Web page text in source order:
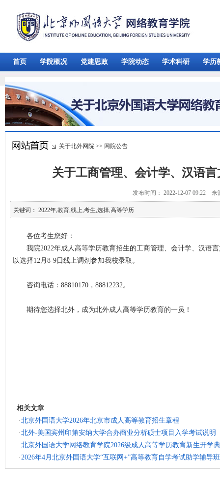
首页 学院概况 党建思政 学院动态 学术科研 学历
关于北外网院 >> 网院公告
关于工商管理、会计学、汉语
发布时间： 2022-12-07 09:22
关键词： 2022年,教育,线上,考生,选择,高等学历
各位考生您好：
我院2022年成人高等学历教育招生的工商管理、会计学、汉语
以选择12月8-9日线上调剂参加我校录取。
咨询电话：88810170，88812232。
期待您选择北外，成为北外成人高等学历教育的一员！
相关文章
·北京外国语大学2026年北京市成人高等教育招生章程
·北外-美国宾州印第安纳大学合办商业分析硕士项目入学考试说明
·北京外国语大学网络教育学院2026级成人高等学历教育新生开学
·2026年4月北京外国语大学“互联网+”高等教育自学考试助学辅导